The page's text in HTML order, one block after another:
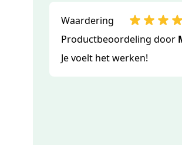
Waardering
Productbeoordeling door
Je voelt het werken!